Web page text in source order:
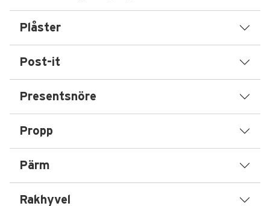
Plåster
Post-it
Presentsnöre
Propp
Pärm
Rakhyvel